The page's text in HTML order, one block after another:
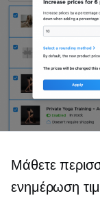
Μάθετε
ενημέρωση